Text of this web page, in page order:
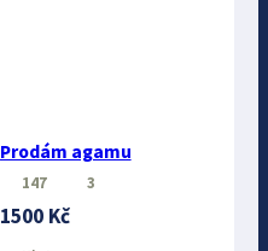
Prodám agamu
147 3
1500 Kč